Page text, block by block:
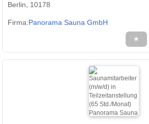
Berlin, 10178
Firma:Panorama Sauna GmbH
★